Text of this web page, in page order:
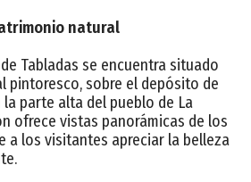
natural
Tabladas se encuentra situado
pintoresco, sobre el depósito de
la parte alta del pueblo de La
ofrece vistas panorámicas de los
a los visitantes apreciar la belleza